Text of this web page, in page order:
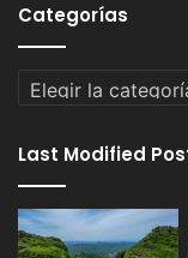
Categorías
Categorías
Last Modified